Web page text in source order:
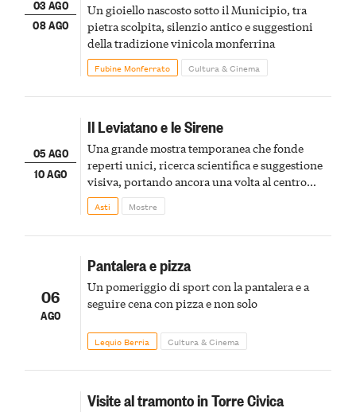
03 AGO
08 AGO
Un gioiello nascosto sotto il Municipio, tra
pietra scolpita, silenzio antico e suggestioni
della tradizione vinicola monferrina
Fubine Monferrato Cultura & Cinema
05 AGO
10 AGO
Il Leviatano e le Sirene
Una grande mostra temporanea che fonde
reperti unici, ricerca scientifica e suggestione
visiva, portando ancora una volta al centro
della scena le meraviglie del passato astigiano
Asti Mostre
06
AGO
Pantalera e pizza
Un pomeriggio di sport con la pantalera e a
seguire cena con pizza e non solo
Lequio Berria Cultura & Cinema
Visite al tramonto in Torre Civica